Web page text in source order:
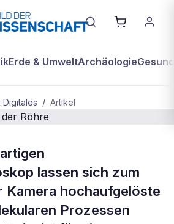
Erde & UmweltArchäologie
Digitales / Artikel
DIGITALES
in der Röhre
lassen sich zum
Kamera hochaufgelöste
Prozessen